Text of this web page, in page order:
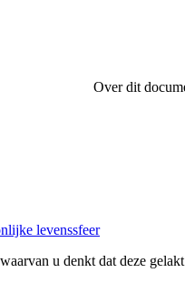
Over dit
levenssfeer
u denkt dat deze